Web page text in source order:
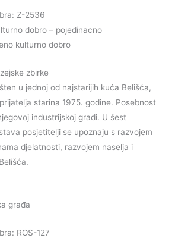
Z-2536
dobro – pojedinacno
kulturno dobro
zbirke
u jednoj od najstarijih kuća Belišća,
starina 1975. godine. Posebnost
industrijskoj građi. U šest
posjetitelji se upoznaju s razvojem
djelatnosti, razvojem naselja i
građa
ROS-127